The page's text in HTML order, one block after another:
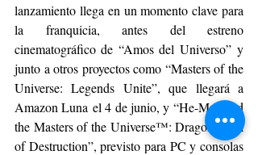
lanzamiento llega en un momento clave para
la franquicia, antes del estreno
cinematográfico de “Amos del Universo” y
junto a otros proyectos como “Masters of the
Universe: Legends Unite”, que llegará a
Amazon Luna el 4 de junio, y “He-Man and
the Masters of the Universe™: Dragon Pearl
of Destruction”, previsto para PC y consolas